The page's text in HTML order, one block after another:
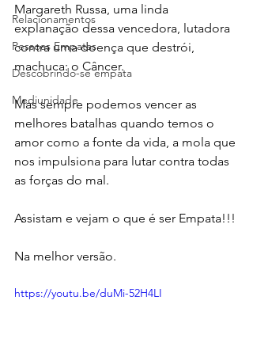
Relacionamentos
Pessoas Empatas
Descobrindo-se empata
Mediunidade
Margareth Russa, uma linda
explanação dessa vencedora, lutadora
contra uma doença que destrói,
machuca: o Câncer.
Mas sempre podemos vencer as
melhores batalhas quando temos o
amor como a fonte da vida, a mola que
nos impulsiona para lutar contra todas
as forças do mal.
Assistam e vejam o que é ser Empata!!!
Na melhor versão.
https://youtu.be/duMi-52H4LI